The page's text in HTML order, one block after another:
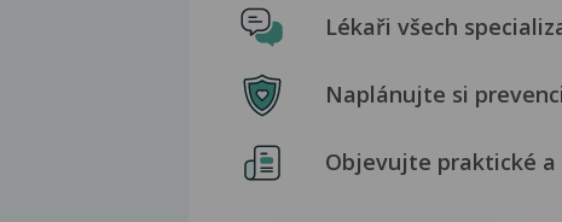
Lékaři všech
Naplánujte si
Objevujte praktické